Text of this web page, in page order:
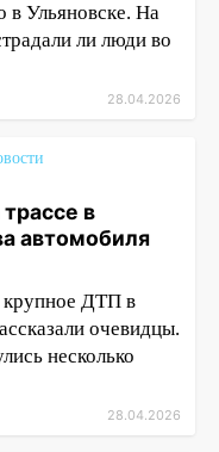
в Ульяновске. На
ли люди во
28.04.2026
в
автомобиля
крупное ДТП в
очевидцы.
несколько
28.04.2026